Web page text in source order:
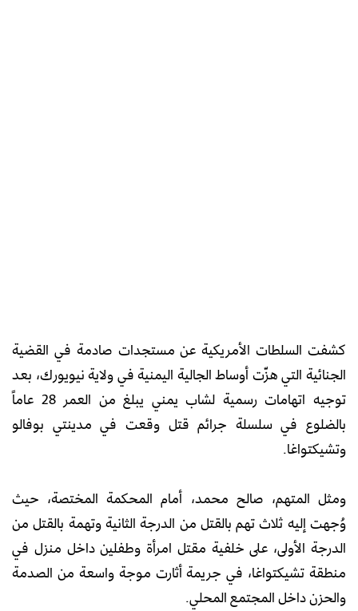
كشفت السلطات الأمريكية عن مستجدات صادمة في القضية
الجنائية التي هزّت أوساط الجالية اليمنية في ولاية نيويورك، بعد
توجيه اتهامات رسمية لشاب يمني يبلغ من العمر 28 عاماً
بالضلوع في سلسلة جرائم قتل وقعت في مدينتي بوفالو
وتشيكتواغا.
ومثل المتهم، صالح محمد، أمام المحكمة المختصة، حيث
وُجهت إليه ثلاث تهم بالقتل من الدرجة الثانية وتهمة بالقتل من
الدرجة الأولى، على خلفية مقتل امرأة وطفلين داخل منزل في
منطقة تشيكتواغا، في جريمة أثارت موجة واسعة من الصدمة
والحزن داخل المجتمع المحلي.